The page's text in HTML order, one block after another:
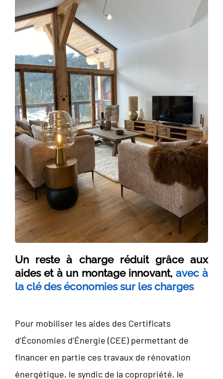
Un reste à charge réduit grâce aux
aides et à un montage innovant, avec à
la clé des économies sur les charges
Pour mobiliser les aides des Certificats
d’Économies d’Énergie (CEE) permettant de
financer en partie ces travaux de rénovation
énergétique, le syndic de la copropriété, le